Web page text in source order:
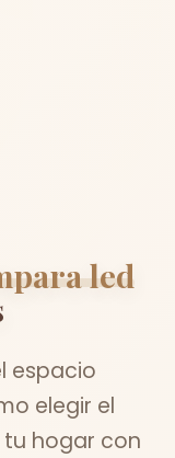
led
espacio
elegir el
hogar con